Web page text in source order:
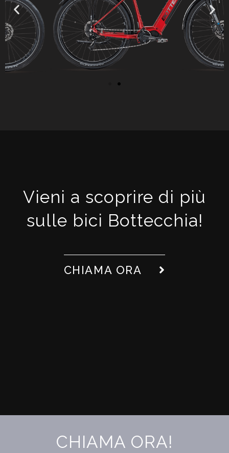
Vieni a scoprire di più
sulle bici Bottecchia!
CHIAMA ORA
CHIAMA ORA!